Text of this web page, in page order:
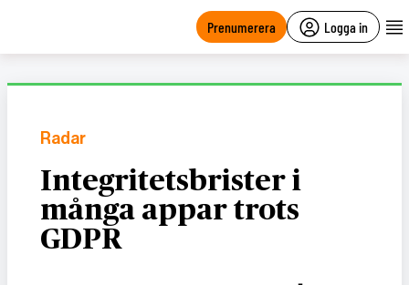
Prenumerera Logga in
Radar
Integritetsbrister i
många appar trots
GDPR